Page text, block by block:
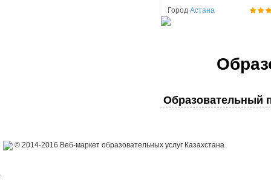
Город Астана
Образовательный
© 2014-2016 Веб-маркет образовательных услуг Казахстана